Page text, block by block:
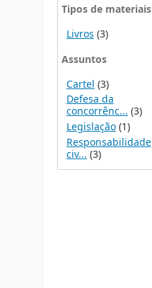
Tipos de materiais
Livros (3)
Assuntos
Cartel (3)
Defesa da
concorrênc...(3)
Legislação(1)
Responsabilidade
civ... (3)